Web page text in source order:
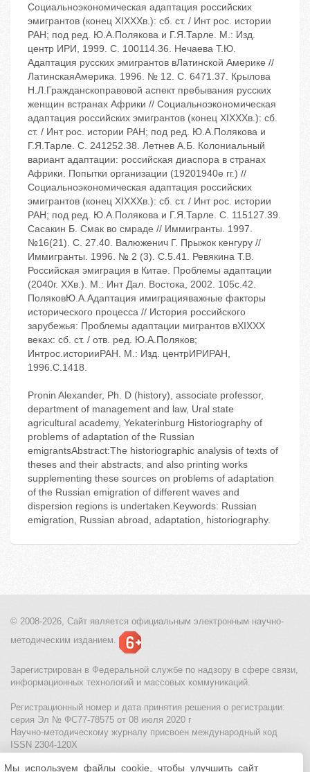
Социальноэкономическая адаптация российских
эмигрантов (конец XIX‬XXв.): сб. ст. / Инт рос. истории
РАН; под ред. Ю.А.Полякова и Г.Я.Тарле. ‬М.: Изд.
центр ИРИ, 1999. ‬С. 100‬114.36. Нечаева Т.Ю.
Адаптация русских эмигрантов вЛатинской Америке //
ЛатинскаяАмерика. ‬1996. ‬№ 12. ‬С. 64‬71.37. Крылова
Н.Л.Гражданскоправовой аспект пребывания русских
женщин встранах Африки // Социальноэкономическая
адаптация российских эмигрантов (конец XIX‬XXв.): сб.
ст. / Инт рос. истории РАН; под ред. Ю.А.Полякова и
Г.Я.Тарле. ‬С. 241‬252.38. Летнев А.Б. Колониальный
вариант адаптации: российская диаспора в странах
Африки. Попытки организации (1920‬1940е гг.) //
Социальноэкономическая адаптация российских
эмигрантов (конец XIX‬XXв.): сб. ст. / Инт рос. истории
РАН; под ред. Ю.А.Полякова и Г.Я.Тарле. ‬С. 115‬127.39.
Сасакин Б. Смак во смраде // Иммигранты. ‬1997.
‬№16(21). ‬С. 27.40. Валюженич Г. Прыжок кенгуру //
Иммигранты. ‬1996. ‬№ 2 (3). ‬С.5.41. Ревякина Т.В.
Российская эмиграция в Китае. Проблемы адаптации
(20‬40г. ХХв.). ‬М.: Инт Дал. Востока, 2002. ‬105с.42.
ПоляковЮ.А.Адаптация имиграция‬важные факторы
исторического процесса // История российского
зарубежья: Проблемы адаптации мигрантов вXIX‬XX
веках: сб. ст. / отв. ред. Ю.А.Поляков;
Интроc.историиРАН. ‬М.: Изд. центрИРИРАН,
1996.‬C.14‬18.
Pronin Alexander, Ph. D (history), associate professor,
department of management and law, Ural state
agricultural academy, Yekaterinburg Historiography of
problems of adaptation of the Russian
emigrantsAbstract:The historiographic analysis of texts of
theses and their abstracts, and also printing works
supplementing these sources on problems of adaptation
of the Russian emigration of different waves and
dispersion regions is undertaken.Keywords: Russian
emigration, Russian abroad, adaptation, historiography.
© 2008-2026, Сайт является официальным электронным научно-
методическим изданием.
Зарегистрирован в Федеральной службе по надзору в сфере связи,
информационных технологий и массовых коммуникаций.
Регистрационный номер и дата принятия решения о регистрации:
серия Эл № ФС77-78575 от 08 июля 2020 г
Научно-методическому журналу присвоен международный код
ISSN 2304-120X
МЦИТО|Школьные олимпиады и онлайн конкурсы для детей
Мы используем файлы cookie, чтобы улучшить сайт